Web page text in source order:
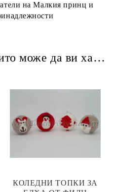
на Малкия принц и
Други продукти, които може да ви харесат
КОЛЕДНИ ТОПКИ ЗА